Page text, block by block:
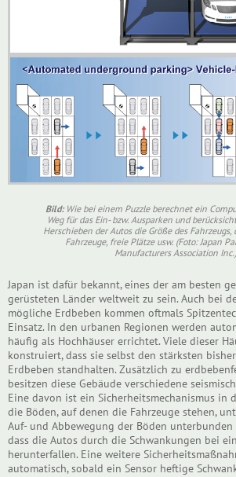
Bild:Wie bei einem Puzzle berechnet ein
Weg für das Ein- bzw. Ausparken und
Herschieben der Autos die Größe des Fahrzeugs,
Fahrzeuge, freie Plätze usw. (Foto: Japan
Manufacturers Association Inc.)
Japan ist dafür bekannt, eines der am besten
gerüsteten Länder weltweit zu sein. Auch bei
mögliche Erdbeben kommen oftmals
Einsatz. In den urbanen Regionen werden
häufig als Hochhäuser errichtet. Viele dieser
konstruiert, dass sie selbst den stärksten
Erdbeben standhalten. Zusätzlich zu
besitzen diese Gebäude verschiedene
Eine davon ist ein Sicherheitsmechanismus in
die Böden, auf denen die Fahrzeuge stehen,
Auf- und Abbewegung der Böden
dass die Autos durch die Schwankungen bei
herunterfallen. Eine weitere
automatisch, sobald ein Sensor heftige